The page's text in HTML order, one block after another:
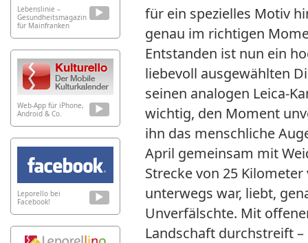
Lebenslinie –
Gesundheitsmagazin
für Mainfranken
Web-App für iPhone,
Android & Co.
Leporello bei
Facebook!
für ein spezielles Motiv
genau im richtigen
Entstanden ist nun ein
liebevoll ausgewählten
seinen analogen Leica-
wichtig, den Moment
ihn das menschliche
April gemeinsam mit
Strecke von 25
unterwegs war, liebt,
Unverfälschte. Mit
Landschaft durchstreift